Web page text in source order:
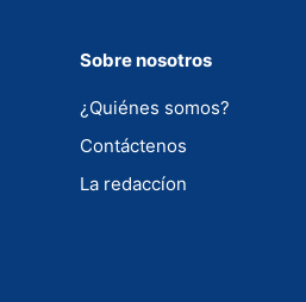
Sobre nosotros
¿Quiénes somos?
Contáctenos
La redaccíon